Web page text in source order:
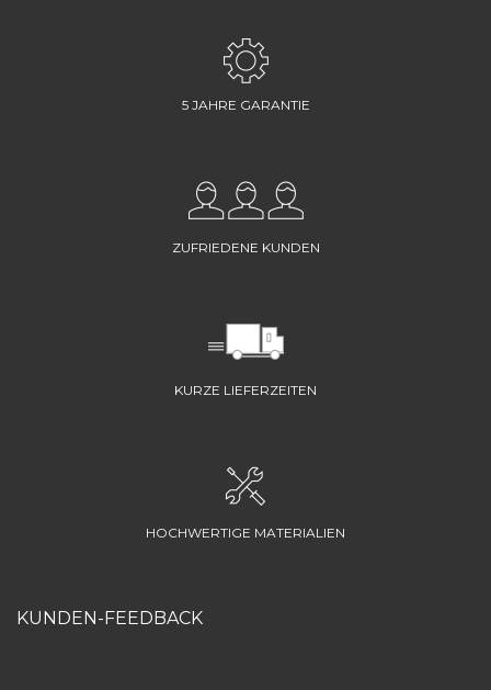
5 JAHRE GARANTIE
ZUFRIEDENE KUNDEN
KURZE LIEFERZEITEN
HOCHWERTIGE MATERIALIEN
KUNDEN-FEEDBACK